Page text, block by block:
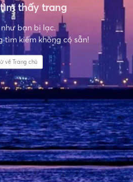
thấy trang
bạn bị lạc.
tìm kiếm không có sẵn!
về Trang chủ